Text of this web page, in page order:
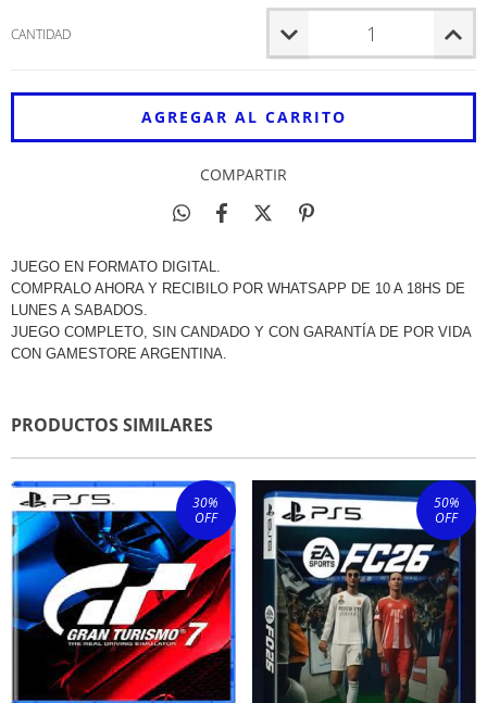
CANTIDAD
COMPARTIR
JUEGO EN FORMATO DIGITAL.
COMPRALO AHORA Y RECIBILO POR WHATSAPP DE 10 A 18HS DE
LUNES A SABADOS.
JUEGO COMPLETO, SIN CANDADO Y CON GARANTÍA DE POR VIDA
CON GAMESTORE ARGENTINA.
PRODUCTOS SIMILARES
30%
OFF
50%
OFF